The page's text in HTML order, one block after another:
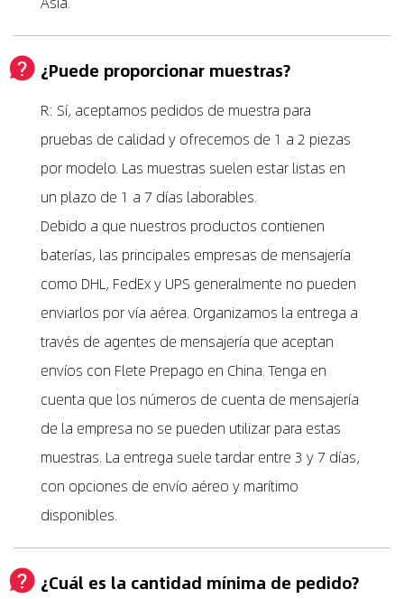
¿Puede proporcionar muestras?
R: Sí, aceptamos pedidos de muestra para
pruebas de calidad y ofrecemos de 1 a 2 piezas
por modelo. Las muestras suelen estar listas en
un plazo de 1 a 7 días laborables.
Debido a que nuestros productos contienen
baterías, las principales empresas de mensajería
como DHL, FedEx y UPS generalmente no pueden
enviarlos por vía aérea. Organizamos la entrega a
través de agentes de mensajería que aceptan
envíos con Flete Prepago en China. Tenga en
cuenta que los números de cuenta de mensajería
de la empresa no se pueden utilizar para estas
muestras. La entrega suele tardar entre 3 y 7 días,
con opciones de envío aéreo y marítimo
disponibles.
¿Cuál es la cantidad mínima de pedido?